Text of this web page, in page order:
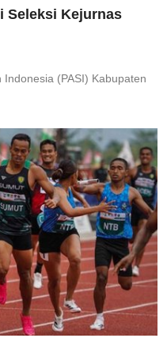
Seleksi Kejurnas
(PASI) Kabupaten